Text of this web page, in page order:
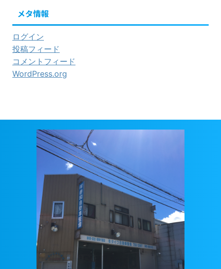
メタ情報
ログイン
投稿フィード
コメントフィード
WordPress.org